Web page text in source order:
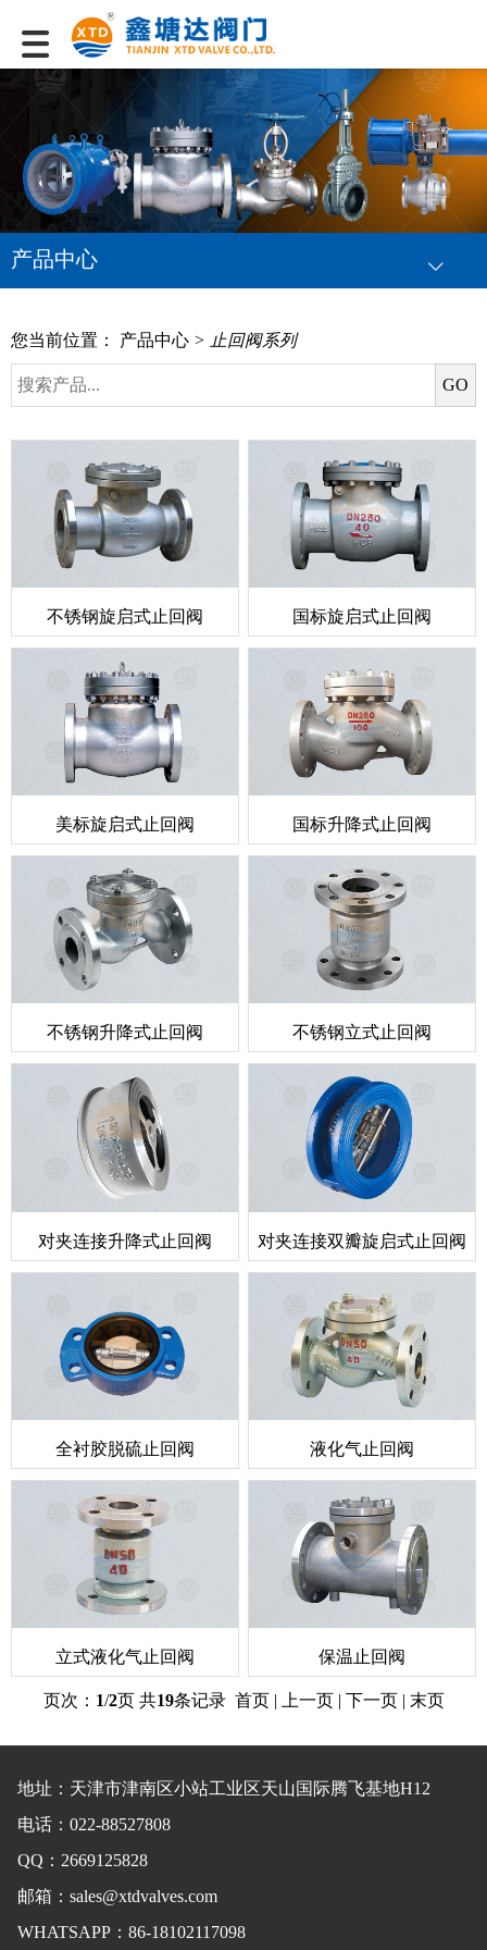
产品中心
您当前位置： 产品中心 > 止回阀系列
不锈钢旋启式止回阀 国标旋启式止回阀
美标旋启式止回阀 国标升降式止回阀
不锈钢升降式止回阀 不锈钢立式止回阀
对夹连接升降式止回阀 对夹连接双瓣旋启式止回阀
全衬胶脱硫止回阀 液化气止回阀
立式液化气止回阀 保温止回阀
页次： 1/2页 共19条记录 首页 | 上一页 | 下一页| 末页
地址：天津市津南区小站工业区天山国际腾飞基地H12
电话：022-88527808
QQ：2669125828
邮箱： sales@xtdvalves.com
WHATSAPP：86-18102117098